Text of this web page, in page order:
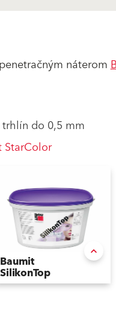
náterom
do 0,5 mm
StarColor
Baumit
SilikonTop
Silikónová fasádna omietka